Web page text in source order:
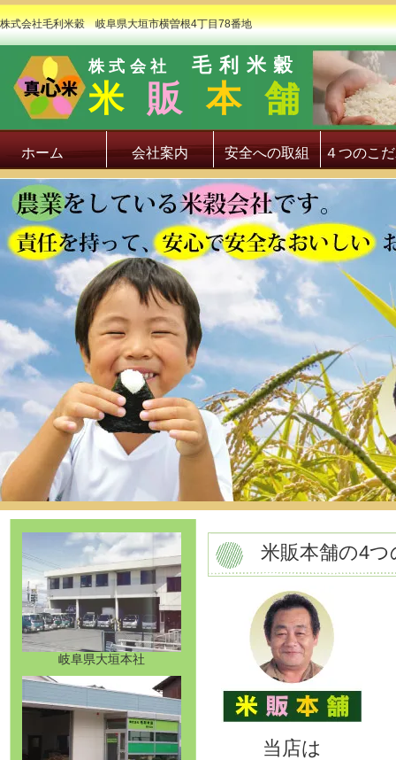
株式会社毛利米穀 岐阜県大垣市横曽根4丁目78番地
株式会社 毛利米穀
米 販 本 舗
ホーム 会社案内 安全への取組 ４つのこ
岐阜県大垣本社
米販本舗の4
当店は